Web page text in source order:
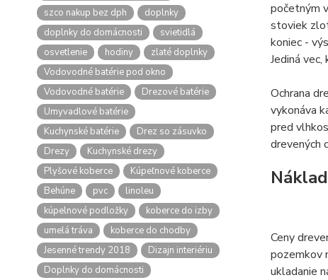
szco nakup bez dph
doplnky
doplnky do domácnosti
svietidlá
osvetlenie
hodiny
zlaté doplnky
Vodovodné batérie pod okno
Vodovodné batérie
Drezové batérie
Umyvadlové batérie
Kuchynské batérie
Drez so zásuvko
Drezy
Kuchynské drezy
Plyšové koberce
Kúpeľnové koberce
Behúne
pvc
linoleu
kúpelnové podložky
koberce do izby
umelá tráva
koberce do chodby
Jesenné trendy 2018
Dizajn interiériu
Doplnky do domácnosti
početným
stoviek
koniec -
Jediná
Ochrana
vykonáva
pred
drevených
Ceny
pozemkov
ukladanie